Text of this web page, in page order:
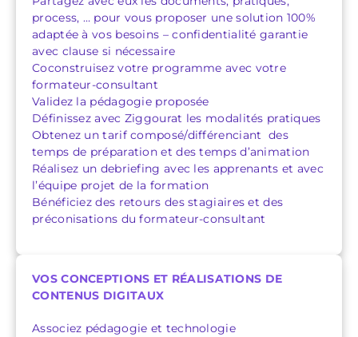
process, … pour vous proposer une solution 100%
adaptée à vos besoins – confidentialité garantie
avec clause si nécessaire
Coconstruisez votre programme avec votre
formateur-consultant
Validez la pédagogie proposée
Définissez avec Ziggourat les modalités pratiques
Obtenez un tarif composé/différenciant des
temps de préparation et des temps d’animation
Réalisez un debriefing avec les apprenants et avec
l’équipe projet de la formation
Bénéficiez des retours des stagiaires et des
préconisations du formateur-consultant
VOS CONCEPTIONS ET RÉALISATIONS DE
CONTENUS DIGITAUX
Associez pédagogie et technologie